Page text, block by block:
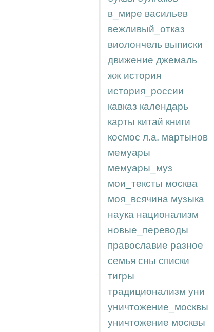
в_мире васильев
вежливый_отказ
виолончель выписки
движение джемаль
жж история
история_россии
кавказ календарь
карты китай книги
космос л.а. мартынов
мемуары
мемуары_муз
мои_тексты москва
моя_всячина музыка
наука национализм
новые_переводы
православие разное
семья сны списки
тигры
традиционализм уни
уничтожение_москвы
уничтожение москвы